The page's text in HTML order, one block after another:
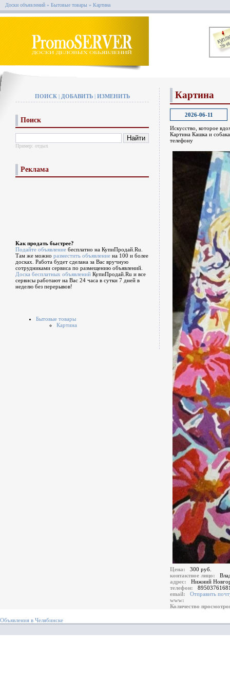
Доски объявлений » Бытовые товары » Картина
ПОИСК| ДОБАВИТЬ| ИЗМЕНИТЬ
Поиск
Пример: отдых
Реклама
Как продать быстрее?
Подайте объявление бесплатно на КупиПродай.Ru.
Там же можно разместить объявление на 100 и более
досках. Работа будет сделана за Вас вручную
сотрудниками сервиса по размещению объявлений.
Доска бесплатных объявлений КупиПродай.Ru и все
сервисы работают на Вас 24 часа в сутки 7 дней в
неделю без перерывов!
Бытовые товары
Картина
Картина
2026-06-11
Искусство, которое
Картина Кашка и
телефону
Цена:
300 руб.
контактное лицо:
адрес:
Нижний
телефон:
email:
Отправить
www:
Количество
Объявления в Челябинске